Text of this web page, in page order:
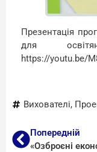
Презентація
для
https://youtu.be/
Вихователі,
Попередній